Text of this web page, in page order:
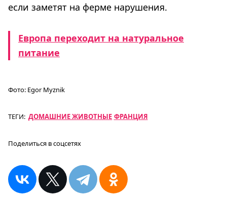
если заметят на ферме нарушения.
Европа переходит на натуральное
питание
Фото: Egor Myznik
ТЕГИ: ДОМАШНИЕ ЖИВОТНЫЕ ФРАНЦИЯ
Поделиться в соцсетях